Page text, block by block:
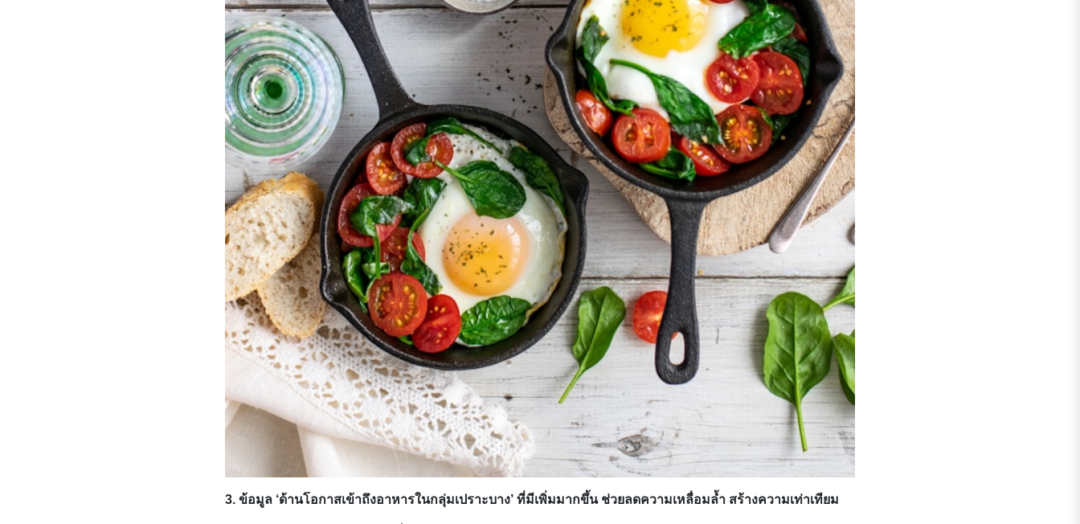
3. ข้อมูล ‘ด้านโอกาสเข้าถึงอาหารในกลุ่มเปราะบาง’ ที่มีเพิ่มมากขึ้น ช่วยลดความเหลื่อมล้ำ สร้างความเท่าเทียม